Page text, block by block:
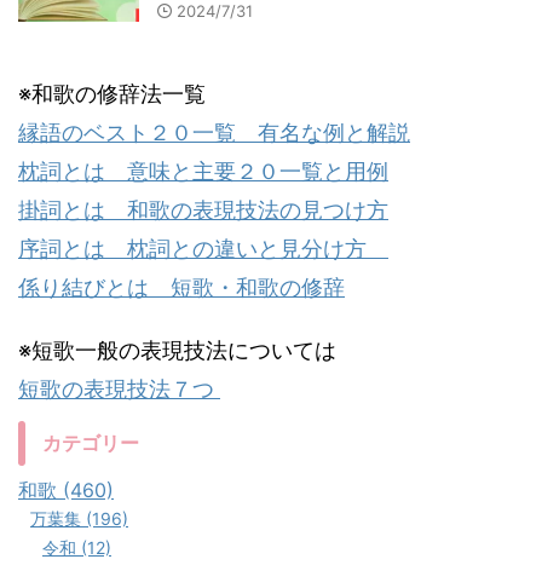
2024/7/31
※和歌の修辞法一覧
縁語のベスト２０一覧 有名な例と解説
枕詞とは 意味と主要２０一覧と用例
掛詞とは 和歌の表現技法の見つけ方
序詞とは 枕詞との違いと見分け方
係り結びとは 短歌・和歌の修辞
※短歌一般の表現技法については
短歌の表現技法７つ
カテゴリー
和歌 (460)
万葉集 (196)
令和 (12)